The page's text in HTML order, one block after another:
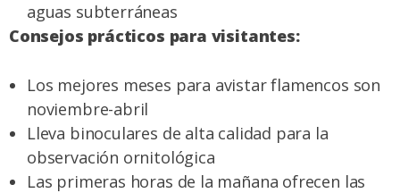
aguas subterráneas
Consejos prácticos para visitantes:
Los mejores meses para avistar flamencos son
noviembre-abril
Lleva binoculares de alta calidad para la
observación ornitológica
Las primeras horas de la mañana ofrecen las